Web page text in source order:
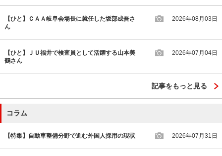
【ひと】ＣＡＡ岐阜会場長に就任した坂部成吾さ
ん
2026年08月03日
【ひと】ＪＵ福井で検査員として活躍する山本美
鶴さん
2026年07月04日
記事をもっと見る
コラム
【特集】自動車整備分野で進む外国人採用の現状 2026年07月31日